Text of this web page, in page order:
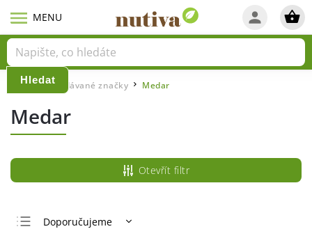
Hledat
Domů / Prodávané značky / Medar
Medar
Otevřít filtr
Doporučujeme